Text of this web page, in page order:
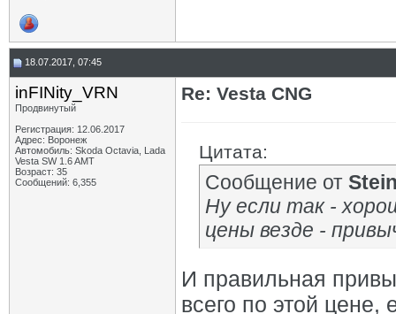
18.07.2017, 07:45
inFINity_VRN
Продвинутый
Регистрация: 12.06.2017
Адрес: Воронеж
Автомобиль: Skoda Octavia, Lada
Vesta SW 1.6 AMT
Возраст: 35
Сообщений: 6,355
Re: Vesta CNG
Цитата:
Сообщение от
Ну если так -
цены везде -
И правильная
всего по этой